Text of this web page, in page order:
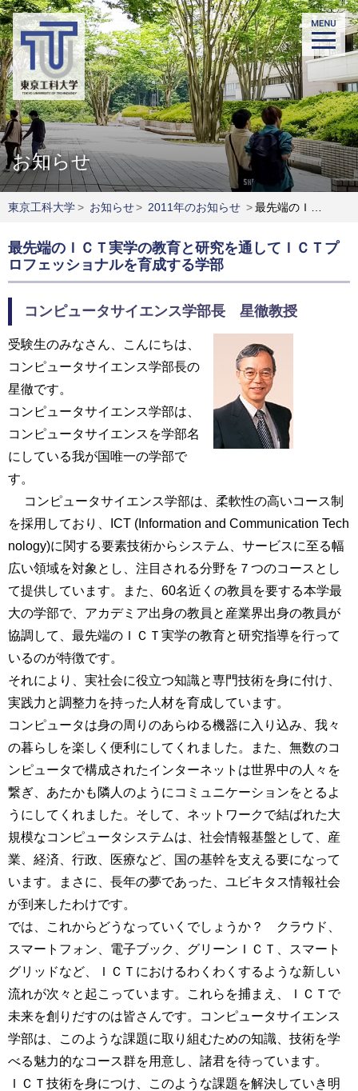
お知らせ
東京工科大学> お知らせ> 2011年のお知らせ >最先端のＩＣＴ実学の教育と研究を通してＩＣＴプロフェッショナルを育成する学部
最先端のＩＣＴ実学の教育と研究を通してＩＣＴプ
ロフェッショナルを育成する学部
コンピュータサイエンス学部長 星徹教授
受験生のみなさん、こんにちは、
コンピュータサイエンス学部長の
星徹です。
コンピュータサイエンス学部は、
コンピュータサイエンスを学部名
にしている我が国唯一の学部で
す。
コンピュータサイエンス学部は、柔軟性の高いコース制
を採用しており、ICT (Information and Communication Tech
nology)に関する要素技術からシステム、サービスに至る幅
広い領域を対象とし、注目される分野を７つのコースとし
て提供しています。また、60名近くの教員を要する本学最
大の学部で、アカデミア出身の教員と産業界出身の教員が
協調して、最先端のＩＣＴ実学の教育と研究指導を行って
いるのが特徴です。
それにより、実社会に役立つ知識と専門技術を身に付け、
実践力と調整力を持った人材を育成しています。
コンピュータは身の周りのあらゆる機器に入り込み、我々
の暮らしを楽しく便利にしてくれました。また、無数のコ
ンピュータで構成されたインターネットは世界中の人々を
繋ぎ、あたかも隣人のようにコミュニケーションをとるよ
うにしてくれました。そして、ネットワークで結ばれた大
規模なコンピュータシステムは、社会情報基盤として、産
業、経済、行政、医療など、国の基幹を支える要になって
います。まさに、長年の夢であった、ユビキタス情報社会
が到来したわけです。
では、これからどうなっていくでしょうか？ クラウド、
スマートフォン、電子ブック、グリーンＩＣＴ、スマート
グリッドなど、ＩＣＴにおけるわくわくするような新しい
流れが次々と起こっています。これらを捕まえ、ＩＣＴで
未来を創りだすのは皆さんです。コンピュータサイエンス
学部は、このような課題に取り組むための知識、技術を学
べる魅力的なコース群を用意し、諸君を待っています。
ＩＣＴ技術を身につけ、このような課題を解決していき明